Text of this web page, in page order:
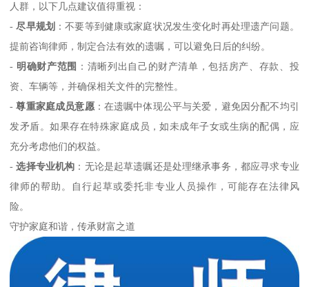
人群，以下几点建议值得重视：
-尽早规划 ：不要等到健康或家庭状况发生变化时再处理遗产问题。
提前咨询律师，制定合法有效的遗嘱，可以避免日后的纠纷。
- 明确财产范围 ：清晰列出自己的财产清单，包括房产、存款、投
资、车辆等，并确保相关文件的完整性。
-尊重家庭成员意愿：在遗嘱中体现公平与关爱，避免因分配不均引
发矛盾。如果存在特殊家庭成员，如未成年子女或生病的配偶，应
充分考虑他们的权益。
-选择专业机构 ：无论是起草遗嘱还是处理继承事务，都应寻求专业
律师的帮助。自行起草或委托非专业人员操作，可能存在法律风
险。
守护家庭和谐，传承财富之道